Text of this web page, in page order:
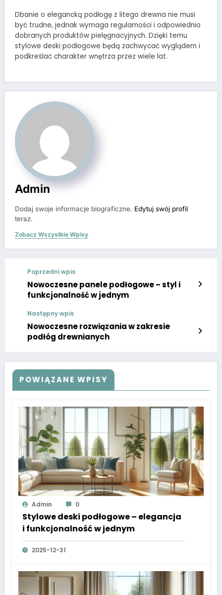
Dbanie o elegancką podłogę z litego drewna nie musi
być trudne, jednak wymaga regularności i odpowiednio
dobranych produktów pielęgnacyjnych. Dzięki temu
stylowe deski podłogowe będą zachwycać wyglądem i
podkreślać charakter wnętrza przez wiele lat.
Admin
Dodaj swoje informacje biograficzne. Edytuj swój profil
teraz.
Zobacz Wszystkie Wpisy
Poprzedni wpis
Nowoczesne panele podłogowe – styl i
funkcjonalność w jednym
Następny wpis
Nowoczesne rozwiązania w zakresie
podłóg drewnianych
POWIĄZANE WPISY
Admin 0
Stylowe deski podłogowe – elegancja
i funkcjonalność w jednym
2025-12-31